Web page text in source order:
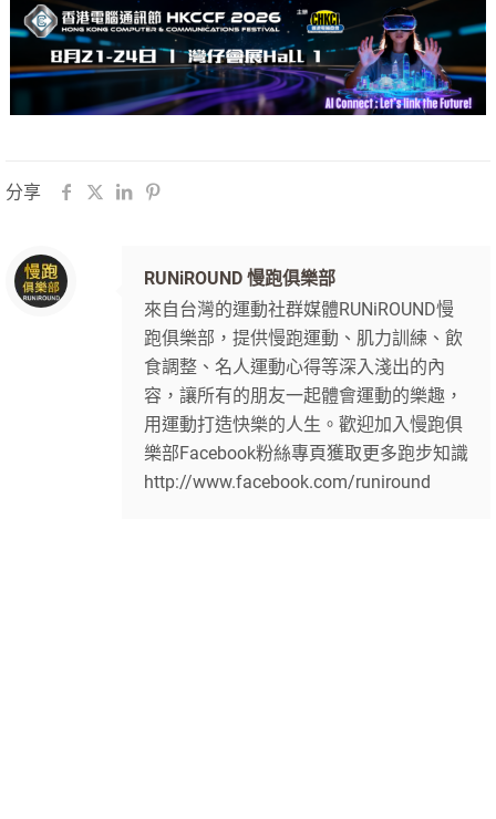
分享
RUNiROUND 慢跑俱樂部
來自台灣的運動社群媒體RUNiROUND慢
跑俱樂部，提供慢跑運動、肌力訓練、飲
食調整、名人運動心得等深入淺出的內
容，讓所有的朋友一起體會運動的樂趣，
用運動打造快樂的人生。歡迎加入慢跑俱
樂部Facebook粉絲專頁獲取更多跑步知識
http://www.facebook.com/runiround